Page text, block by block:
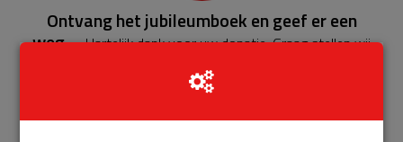
Ontvang het jubileumboek en geef er een
weg.- Hartelijk dank voor uw donatie. Graag stellen wij
om cadeau te doen.